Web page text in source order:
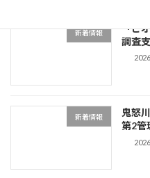
新着情報
「ビ
調査
新着情報
鬼怒
第2管